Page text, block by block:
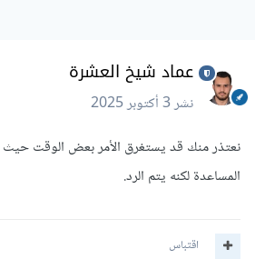
عماد شيخ العشرة
نشر3 أكتوبر 2025
نعتذر منك قد يستغرق الأمر بعض الوقت
المساعدة لكنه يتم الرد.
اقتباس